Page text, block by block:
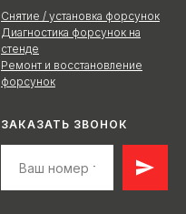
Снятие / установка форсунок
Диагностика форсунок на
стенде
Ремонт и восстановление
форсунок
ЗАКАЗАТЬ ЗВОНОК